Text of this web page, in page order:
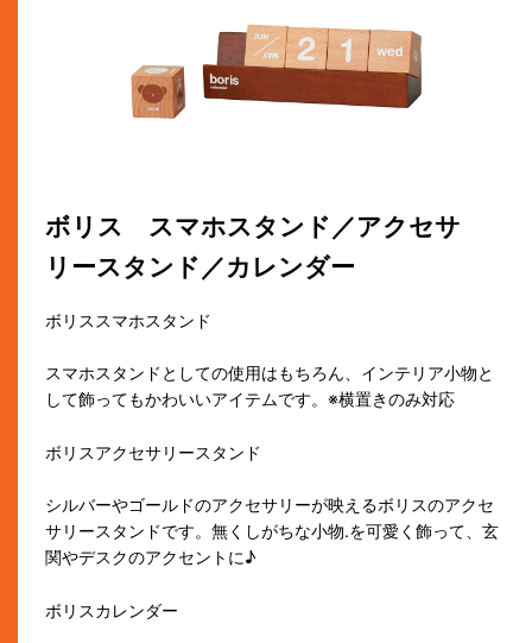
ボリス スマホスタンド／アクセサ
リースタンド／カレンダー
ボリススマホスタンド
スマホスタンドとしての使用はもちろん、インテリア小物と
して飾ってもかわいいアイテムです。※横置きのみ対応
ボリスアクセサリースタンド
シルバーやゴールドのアクセサリーが映えるボリスのアクセ
サリースタンドです。無くしがちな小物.を可愛く飾って、玄
関やデスクのアクセントに♪
ボリスカレンダー